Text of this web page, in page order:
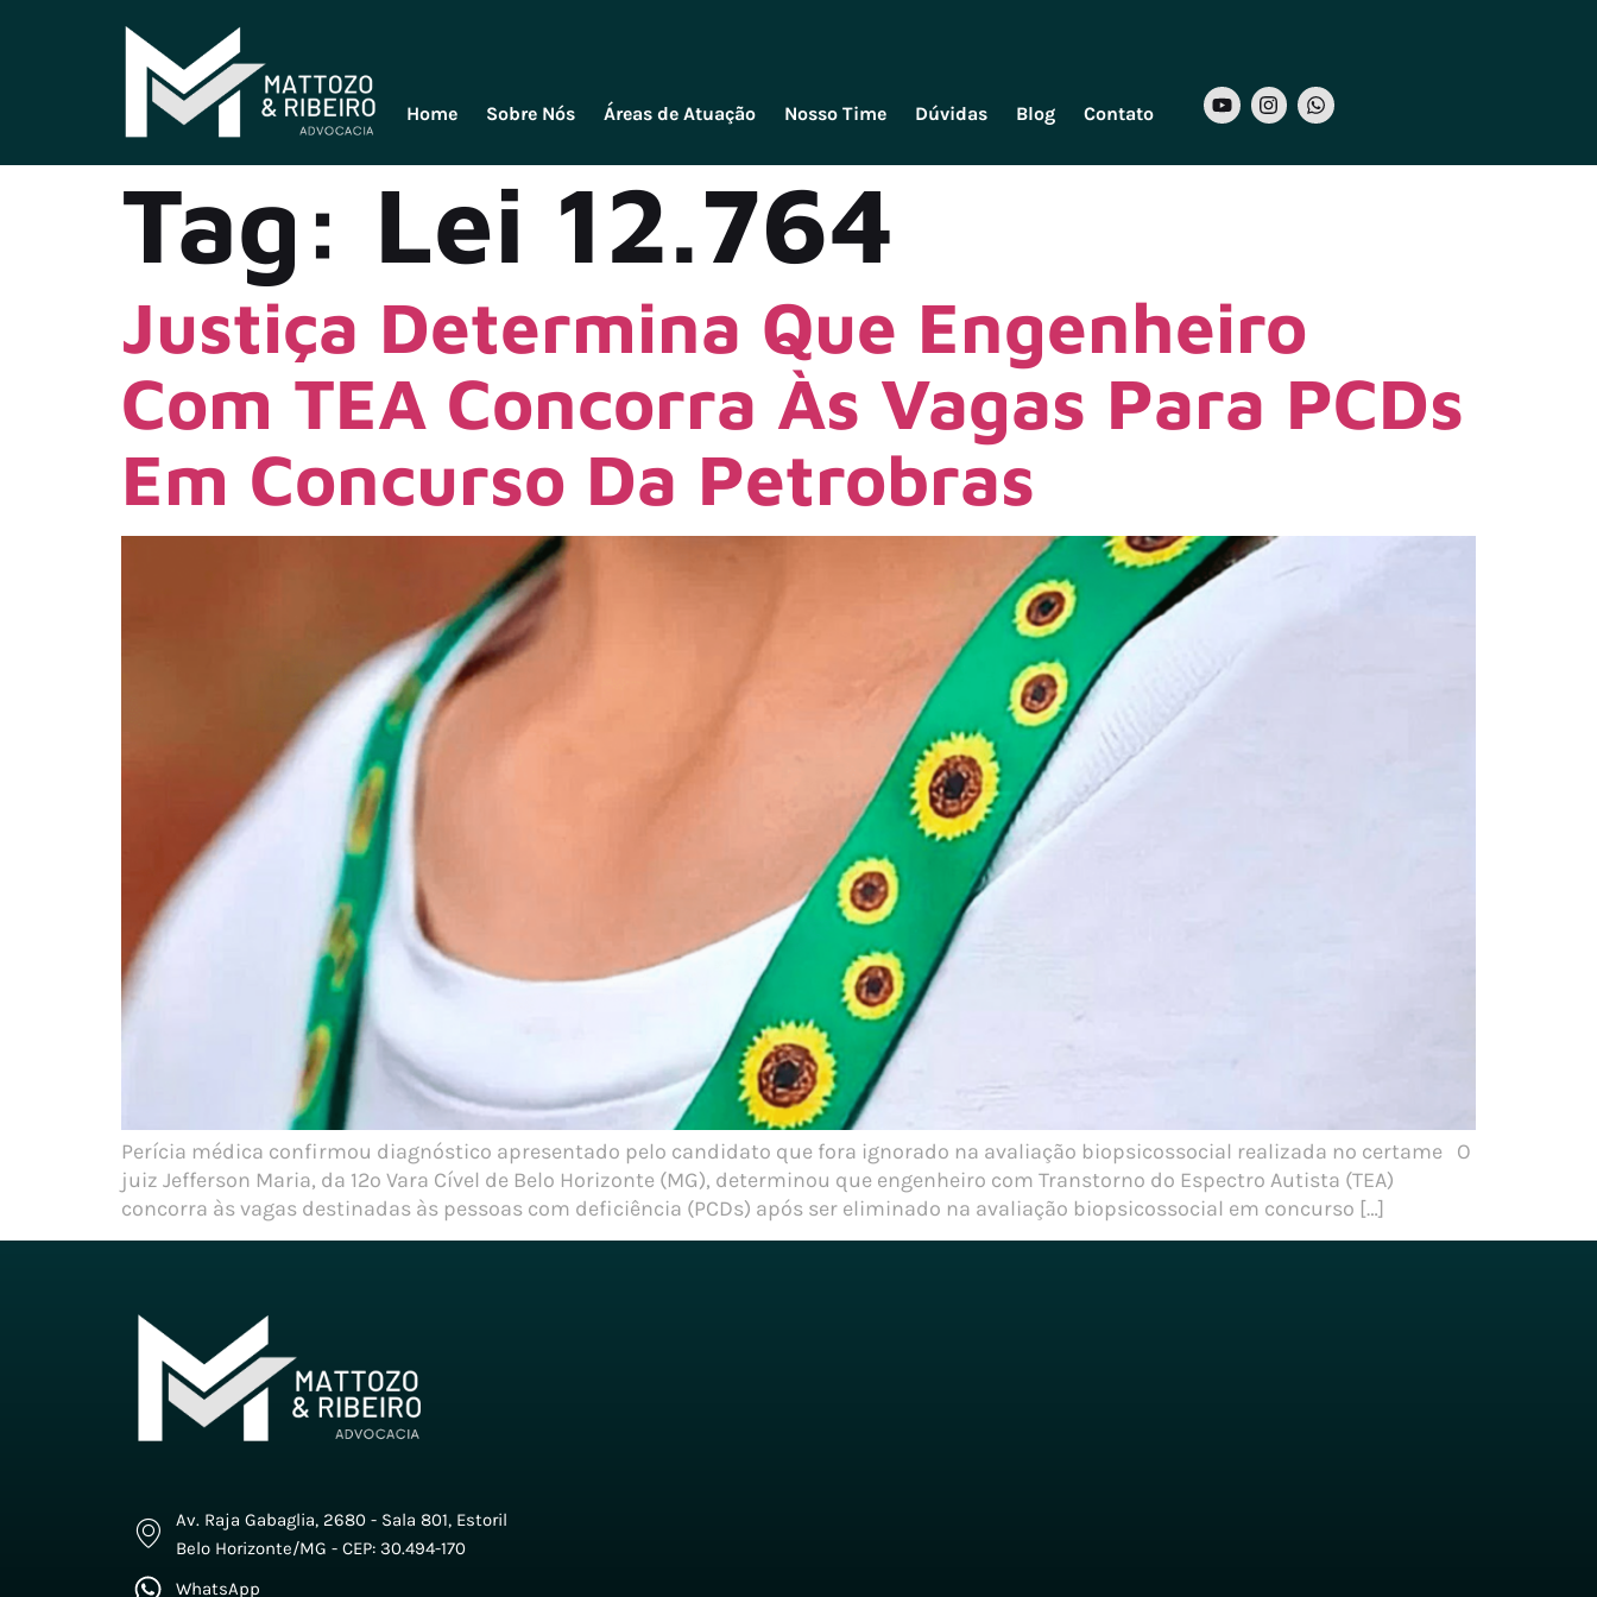
Home Sobre Nós Áreas de Atuação Nosso Time Dúvidas Blog Contato
Tag: Lei 12.764
Justiça Determina Que Engenheiro
Com TEA Concorra Às Vagas Para PCDs
Em Concurso Da Petrobras
Perícia médica confirmou diagnóstico apresentado pelo candidato que fora ignorado na avaliação biopsicossocial realizada no certame O
juiz Jefferson Maria, da 12º Vara Cível de Belo Horizonte (MG), determinou que engenheiro com Transtorno do Espectro Autista (TEA)
concorra às vagas destinadas às pessoas com deficiência (PCDs) após ser eliminado na avaliação biopsicossocial em concurso […]
Av. Raja Gabaglia, 2680 - Sala 801, Estoril
Belo Horizonte/MG - CEP: 30.494-170
WhatsApp